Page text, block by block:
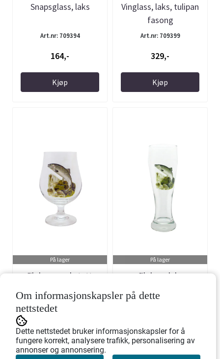
Snapsglass, laks
Art.nr: 709394
164,-
Kjøp
Vinglass, laks, tulipan
fasong
Art.nr: 709399
329,-
Kjøp
På lager
Ølglass med stett,
Art.nr: 709343
Kjøp
På lager
Ølglass, laks
Om informasjonskapsler på dette
nettstedet
Dette nettstedet bruker informasjonskapsler for å
fungere korrekt, analysere trafikk, personalisering av
annonser og annonsering.